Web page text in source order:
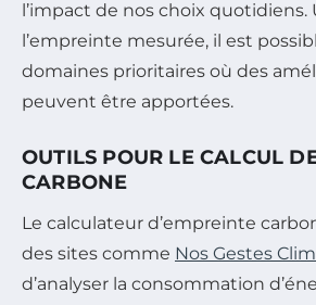
l’impact de nos choix quotidiens.
l’empreinte mesurée, il est
domaines prioritaires où des
peuvent être apportées.
OUTILS POUR LE CALCUL
CARBONE
Le calculateur d’empreinte
des sites comme Nos Gestes
d’analyser la consommation